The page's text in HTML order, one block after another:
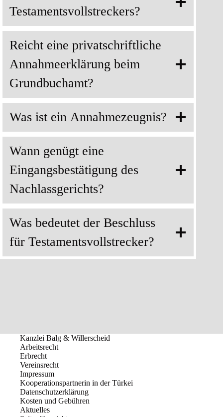
Testamentsvollstreckers?
Reicht eine privatschriftliche
Annahmeerklärung beim
Grundbuchamt?
Was ist ein Annahmezeugnis?
Wann genügt eine
Eingangsbestätigung des
Nachlassgerichts?
Was bedeutet der Beschluss
für Testamentsvollstrecker?
Kanzlei Balg & Willerscheid
Arbeitsrecht
Erbrecht
Vereinsrecht
Impressum
Kooperationspartnerin in der Türkei
Datenschutzerklärung
Kosten und Gebühren
Aktuelles